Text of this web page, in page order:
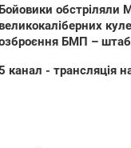
Бойовики обстріляли
великокаліберних
БМП –
канал - трансляція